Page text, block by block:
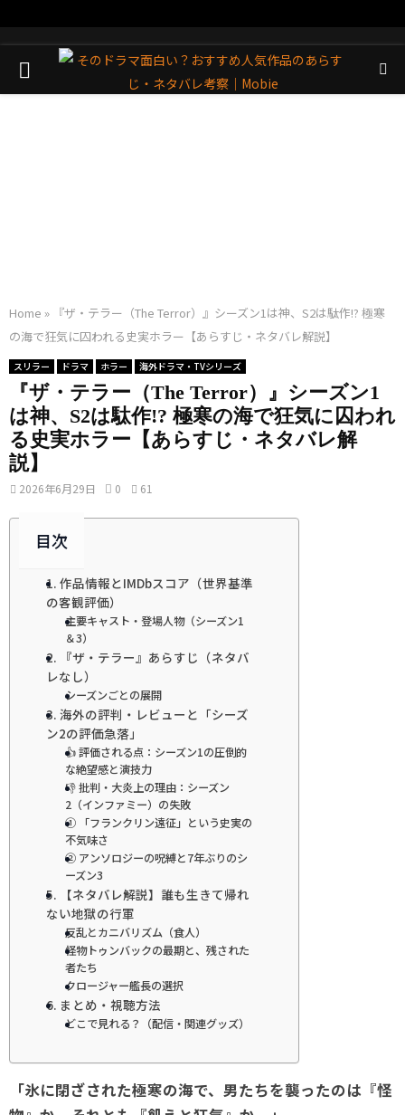
PRIMARY
Home » 『ザ・テラー（The Terror）』シーズン1は神、S2は駄作!? 極寒
の海で狂気に囚われる史実ホラー【あらすじ・ネタバレ解説】
スリラー ドラマ ホラー 海外ドラマ・TVシリーズ
『ザ・テラー（The Terror）』シーズン1
は神、S2は駄作!? 極寒の海で狂気に囚われ
る史実ホラー【あらすじ・ネタバレ解
説】
2026年6月29日 0 61
目次
1. 作品情報とIMDbスコア（世界基準
の客観評価）
主要キャスト・登場人物（シーズン1
＆3）
2. 『ザ・テラー』あらすじ（ネタバ
レなし）
シーズンごとの展開
3. 海外の評判・レビューと「シーズ
ン2の評価急落」
👍 評価される点：シーズン1の圧倒的
な絶望感と演技力
👎 批判・大炎上の理由：シーズン
2（インファミー）の失敗
① 「フランクリン遠征」という史実の
不気味さ
② アンソロジーの呪縛と7年ぶりのシ
ーズン3
5. 【ネタバレ解説】誰も生きて帰れ
ない地獄の行軍
反乱とカニバリズム（食人）
怪物トゥンバックの最期と、残された
者たち
クロージャー艦長の選択
6. まとめ・視聴方法
どこで見れる？（配信・関連グッズ）
「氷に閉ざされた極寒の海で、男たちを襲ったのは『怪